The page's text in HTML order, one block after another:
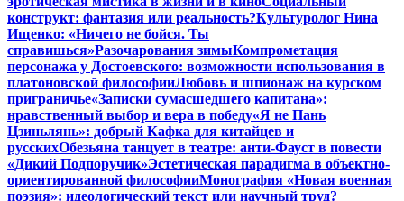
конструкт: фантазия или реальность?Культуролог Нина
Ищенко: «Ничего не бойся. Ты
справишься»Разочарования зимыКомпрометация
персонажа у Достоевского: возможности использования в
платоновской философииЛюбовь и шпионаж на курском
приграничье«Записки сумасшедшего капитана»:
нравственный выбор и вера в победу«Я не Пань
Цзиньлянь»: добрый Кафка для китайцев и
русскихОбезьяна танцует в театре: анти-Фауст в повести
«Дикий Подпоручик»Эстетическая парадигма в объектно-
ориентированной философииМонография «Новая военная
поэзия»: идеологический текст или научный труд?